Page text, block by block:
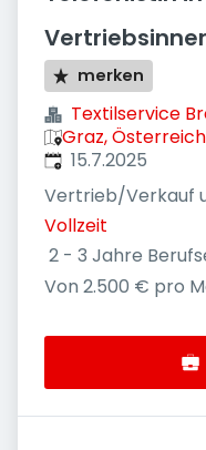
merken
Textilservice
Graz, Österreich
Veröffentlicht
15.7.2025
Vertrieb/Verkauf
Vollzeit
2 - 3 Jahre
Von 2.500 € pro